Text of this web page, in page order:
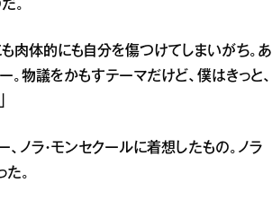
。
肉体的にも自分を傷つけてしまいがち。あ
物議をかもすテーマだけど、僕はきっと、
ノラ・モンセクールに着想したもの。ノラ
。